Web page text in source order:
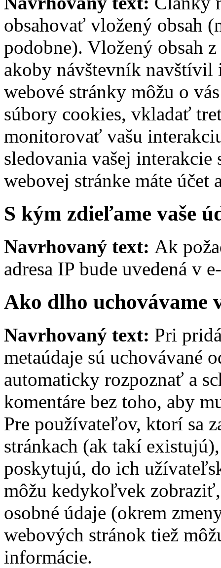
obsahovať vložený obsah
podobne). Vložený obsah
akoby návštevník
webové stránky môžu o
súbory cookies, vkladať
monitorovať vašu
sledovania vašej interakcie
webovej stránke máte účet
S kým zdieľame vaše
Navrhovaný text: Ak
adresa IP bude uvedená v
Ako dlho uchovávame
Navrhovaný text: Pri
metaúdaje sú uchovávané
automaticky rozpoznať a
komentáre bez toho, aby
Pre používateľov, ktorí sa
stránkach (ak takí
poskytujú, do ich
môžu kedykoľvek
osobné údaje (okrem
webových stránok tiež
informácie.